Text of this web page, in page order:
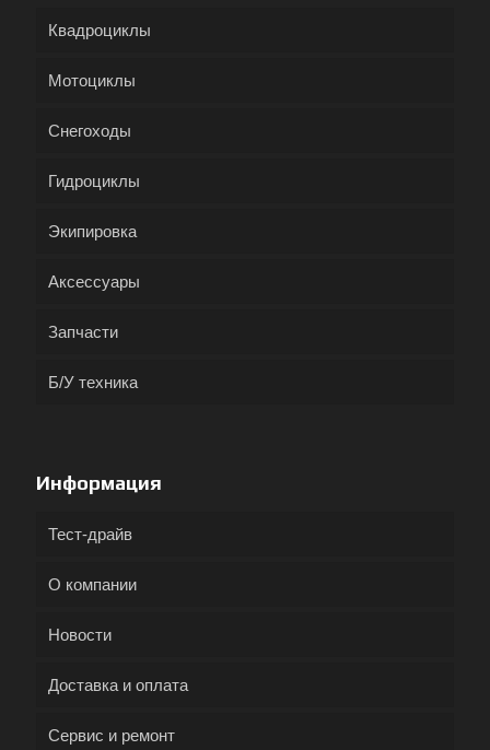
Квадроциклы
Мотоциклы
Снегоходы
Гидроциклы
Экипировка
Аксессуары
Запчасти
Б/У техника
Информация
Тест-драйв
О компании
Новости
Доставка и оплата
Сервис и ремонт